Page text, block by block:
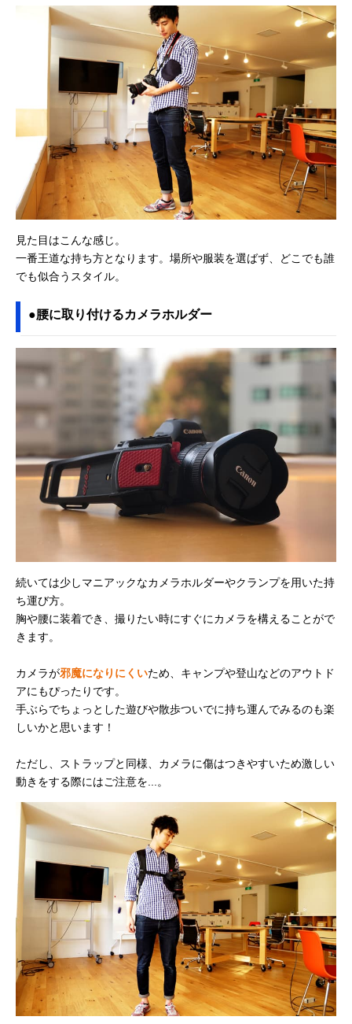
見た目はこんな感じ。
一番王道な持ち方となります。場所や服装を選ばず、どこでも誰
でも似合うスタイル。
●腰に取り付けるカメラホルダー
続いては少しマニアックなカメラホルダーやクランプを用いた持
ち運び方。
胸や腰に装着でき、撮りたい時にすぐにカメラを構えることがで
きます。
カメラが邪魔になりにくいため、キャンプや登山などのアウトド
アにもぴったりです。
手ぶらでちょっとした遊びや散歩ついでに持ち運んでみるのも楽
しいかと思います！
ただし、ストラップと同様、カメラに傷はつきやすいため激しい
動きをする際にはご注意を...。